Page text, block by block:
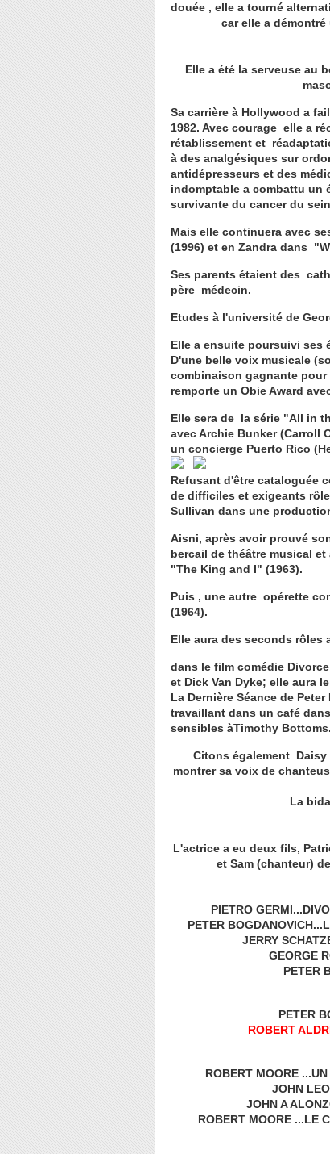
douée , elle a tourné
car elle a
Elle a été la serveuse au
Sa carrière à Hollywood a
1982. Avec courage elle a
rétablissement et
à des analgésiques sur
antidépresseurs et des
indomptable a combattu un
survivante du cancer du
Mais elle continuera avec
(1996) et en Zandra dans
Ses parents étaient des
père médecin.
Etudes à l'université de
Elle a ensuite poursuivi ses
D'une belle voix musicale
combinaison gagnante
remporte un Obie Award
Elle sera de la série "All in
avec Archie Bunker (Carroll
un concierge Puerto Rico
Refusant d'être cataloguée
de difficiles et exigeants
Sullivan dans une
Aisni, après avoir prouvé
bercail de théâtre musical
"The King and I" (1963).
Puis , une autre opérette
(1964).
Elle aura des seconds rôles
dans le film comédie
et Dick Van Dyke; elle aura
La Dernière Séance de
travaillant dans un café
sensibles àTimothy
Citons également
montrer sa voix de
La
L'actrice a eu deux fils,
et Sam (chanteur)
PIETRO
PETER
JERRY
GEORGE
PETER
PETER
ROBERT
ROBERT MOORE
JOHN
JOHN A
ROBERT MOORE ...LE